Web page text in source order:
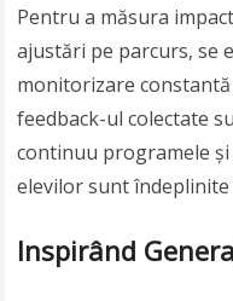
Pentru a măsura
ajustări pe parcurs, se
monitorizare
feedback-ul colectate
continuu programele
elevilor sunt îndeplinite
Inspirând